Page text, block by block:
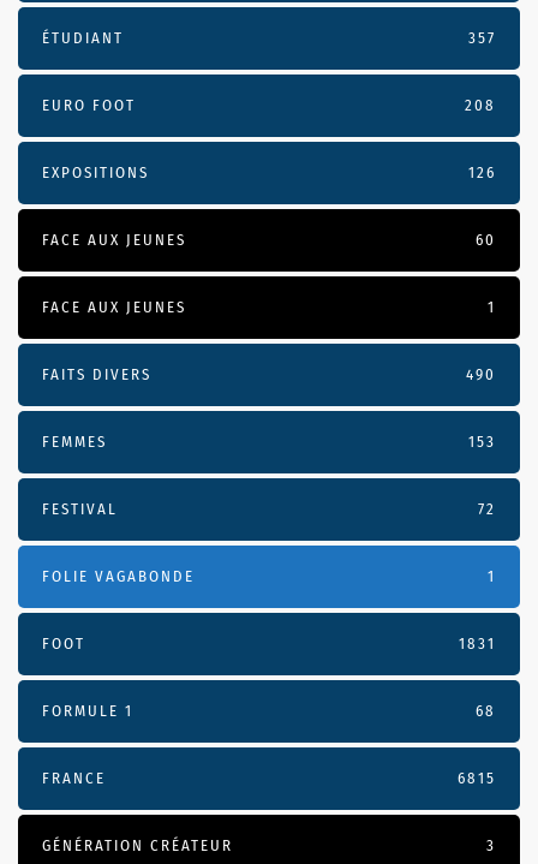
ÉTUDIANT 357
EURO FOOT 208
EXPOSITIONS 126
FACE AUX JEUNES 60
FACE AUX JEUNES 1
FAITS DIVERS 490
FEMMES 153
FESTIVAL 72
FOLIE VAGABONDE 1
FOOT 1831
FORMULE 1 68
FRANCE 6815
GÉNÉRATION CRÉATEUR 3